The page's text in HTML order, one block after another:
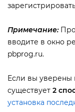
Примечание:
одите в окно
pbprog.ru.
Если вы уверены
существует 2
установка